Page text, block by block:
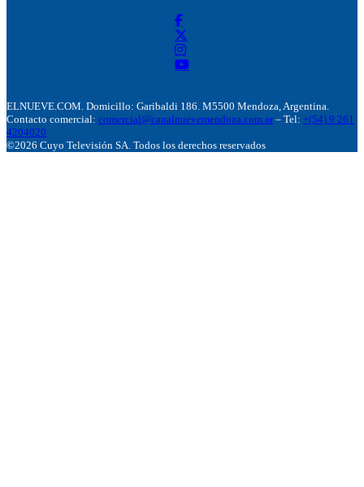
ELNUEVE.COM. Domicillo: Garibaldi 186. M5500 Mendoza, Argentina.
Contacto comercial: comercial@canalnuevemendoza.com.ar – Tel: +(54) 9 261
4204020
©2026 Cuyo Televisión SA. Todos los derechos reservados